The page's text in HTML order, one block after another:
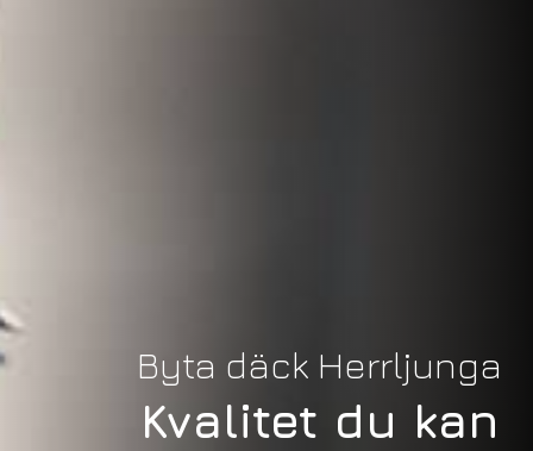
Byta däck Herrljunga
Kvalitet du kan